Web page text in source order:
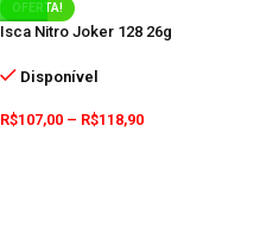
OFERTA!
Isca Nitro Joker 128 26g
Disponível
R$107,00 – R$118,90